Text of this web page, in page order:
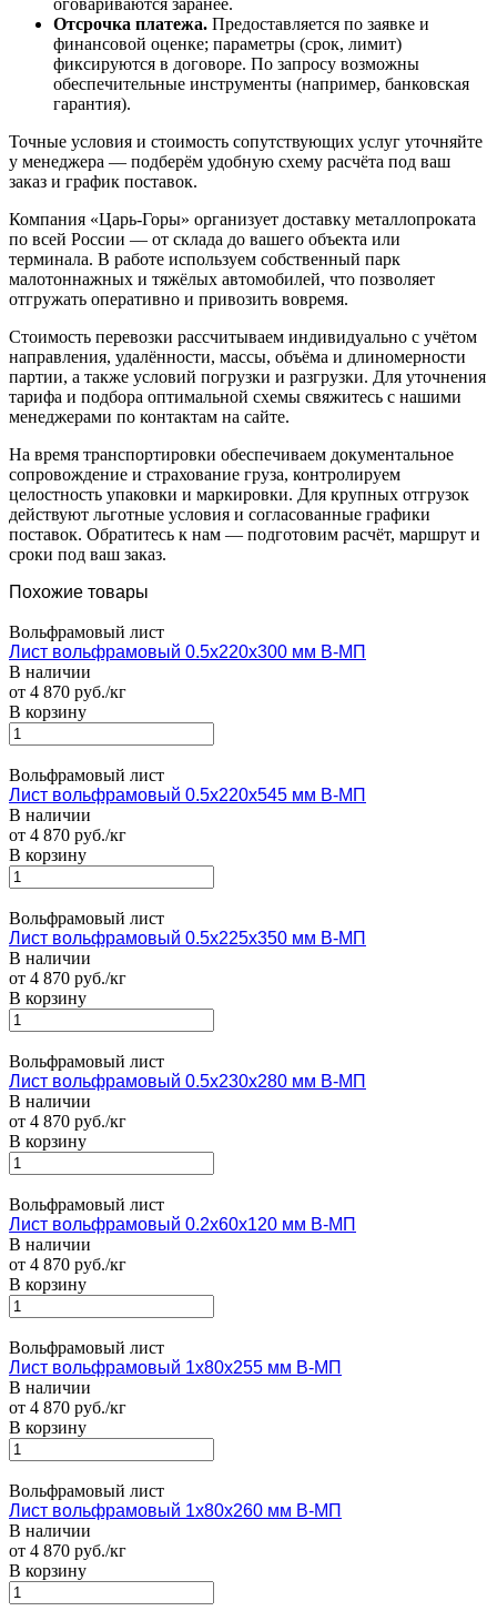
Отсрочка платежа. Предоставляется по заявке и
финансовой оценке; параметры (срок, лимит)
фиксируются в договоре. По запросу возможны
обеспечительные инструменты (например, банковская
гарантия).
Точные условия и стоимость сопутствующих услуг уточняйте
у менеджера — подберём удобную схему расчёта под ваш
заказ и график поставок.
Компания «Царь-Горы» организует доставку металлопроката
по всей России — от склада до вашего объекта или
терминала. В работе используем собственный парк
малотоннажных и тяжёлых автомобилей, что позволяет
отгружать оперативно и привозить вовремя.
Стоимость перевозки рассчитываем индивидуально с учётом
направления, удалённости, массы, объёма и длиномерности
партии, а также условий погрузки и разгрузки. Для уточнения
тарифа и подбора оптимальной схемы свяжитесь с нашими
менеджерами по контактам на сайте.
На время транспортировки обеспечиваем документальное
сопровождение и страхование груза, контролируем
целостность упаковки и маркировки. Для крупных отгрузок
действуют льготные условия и согласованные графики
поставок. Обратитесь к нам — подготовим расчёт, маршрут и
сроки под ваш заказ.
Похожие товары
Вольфрамовый лист
Лист вольфрамовый 0.5х220х300 мм В-МП
В наличии
от 4 870 руб./кг
В корзину
Вольфрамовый лист
Лист вольфрамовый 0.5х220х545 мм В-МП
В наличии
от 4 870 руб./кг
В корзину
Вольфрамовый лист
Лист вольфрамовый 0.5х225х350 мм В-МП
В наличии
от 4 870 руб./кг
В корзину
Вольфрамовый лист
Лист вольфрамовый 0.5х230х280 мм В-МП
В наличии
от 4 870 руб./кг
В корзину
Вольфрамовый лист
Лист вольфрамовый 0.2х60х120 мм В-МП
В наличии
от 4 870 руб./кг
В корзину
Вольфрамовый лист
Лист вольфрамовый 1х80х255 мм В-МП
В наличии
от 4 870 руб./кг
В корзину
Вольфрамовый лист
Лист вольфрамовый 1х80х260 мм В-МП
В наличии
от 4 870 руб./кг
В корзину